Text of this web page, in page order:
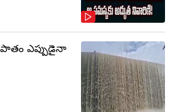
ఎప్పుడైనా